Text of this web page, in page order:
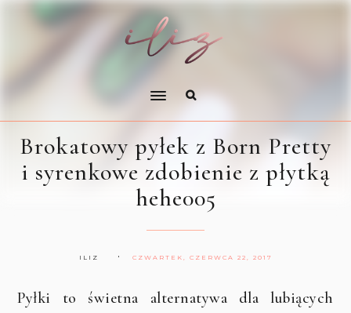
Brokatowy pyłek z Born Pretty
i syrenkowe zdobienie z płytką
hehe005
ILIZ CZWARTEK, CZERWCA 22, 2017
Pyłki to świetna alternatywa dla lubiących